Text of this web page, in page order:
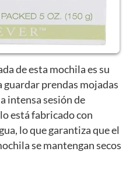
de esta mochila es su
prendas mojadas
intensa sesión de
está fabricado con
lo que garantiza que el
se mantengan secos